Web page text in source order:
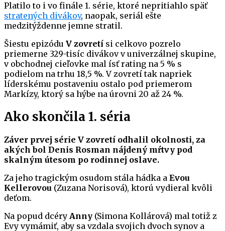
Platilo to i vo finále 1. série, ktoré nepritiahlo späť
stratených divákov, naopak, seriál ešte
medzitýždenne jemne stratil.
Šiestu epizódu V zovretí si celkovo pozrelo
priemerne 329-tisíc divákov v univerzálnej skupine,
v obchodnej cieľovke mal ísť rating na 5 % s
podielom na trhu 18,5 %. V zovretí tak napriek
líderskému postaveniu ostalo pod priemerom
Markízy, ktorý sa hýbe na úrovni 20 až 24 %.
Ako skončila 1. séria
Záver prvej série V zovretí odhalil okolnosti, za
akých bol Denis Rosman nájdený mŕtvy pod
skalným útesom po rodinnej oslave.
Za jeho tragickým osudom stála hádka a Evou
Kellerovou (Zuzana Norisová), ktorú vydieral kvôli
deťom.
Na popud dcéry Anny (Simona Kollárová) mal totiž z
Evy vymámiť, aby sa vzdala svojich dvoch synov a